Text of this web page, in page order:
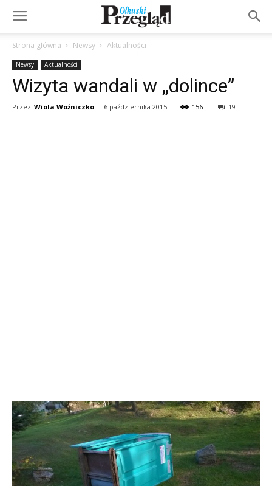
Strona główna Newsy Aktualności
Newsy Aktualności
Wizyta wandali w „dolince”
Przez Wiola Woźniczko - 6 października 2015 156 19